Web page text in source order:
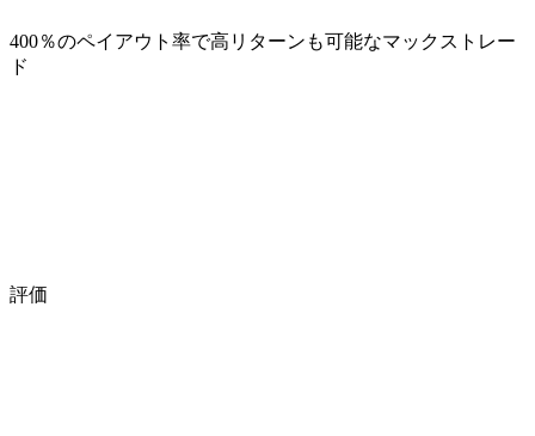
400％のペイアウト率で高リターンも可能なマックストレー
ド
評価